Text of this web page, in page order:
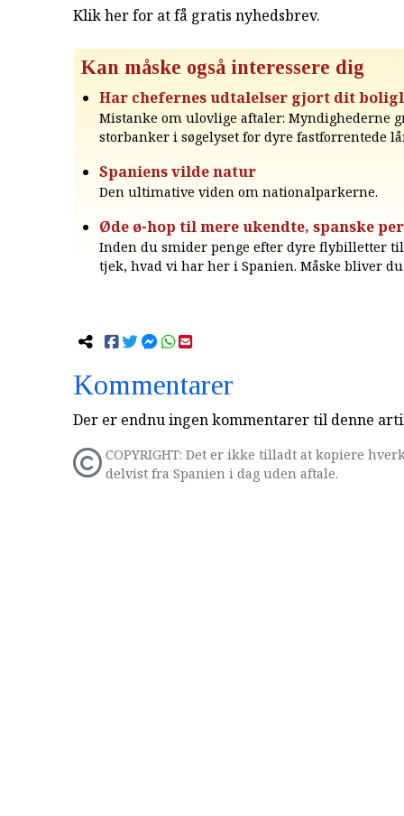
Klik her for at få gratis nyhedsbrev.
Kan måske også interessere dig
Har chefernes udtalelser gjort dit
Mistanke om ulovlige aftaler: Myndighederne
storbanker i søgelyset for dyre fastforrentede
Spaniens vilde natur
Den ultimative viden om nationalparkerne.
Øde ø-hop til mere ukendte, spanske
Inden du smider penge efter dyre flybilletter
tjek, hvad vi har her i Spanien. Måske bliver du
Kommentarer
Der er endnu ingen kommentarer til denne
COPYRIGHT: Det er ikke tilladt at kopiere
delvist fra Spanien i dag uden aftale.